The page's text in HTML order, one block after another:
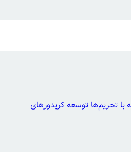
با تحریم‌ها توسعه کریدورهای